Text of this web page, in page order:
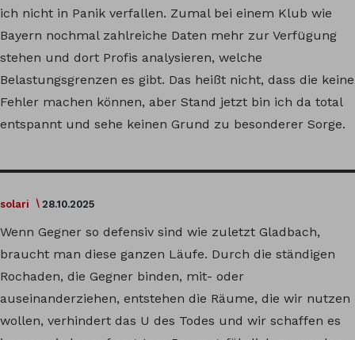
ich nicht in Panik verfallen. Zumal bei einem Klub wie
Bayern nochmal zahlreiche Daten mehr zur Verfügung
stehen und dort Profis analysieren, welche
Belastungsgrenzen es gibt. Das heißt nicht, dass die keine
Fehler machen können, aber Stand jetzt bin ich da total
entspannt und sehe keinen Grund zu besonderer Sorge.
solari 28.10.2025
Wenn Gegner so defensiv sind wie zuletzt Gladbach,
braucht man diese ganzen Läufe. Durch die ständigen
Rochaden, die Gegner binden, mit- oder
auseinanderziehen, entstehen die Räume, die wir nutzen
wollen, verhindert das U des Todes und wir schaffen es